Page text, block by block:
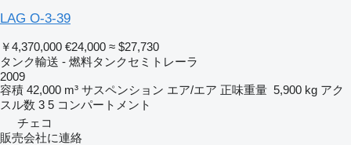
LAG O-3-39
￥4,370,000 €24,000 ≈ $27,730
タンク輸送 - 燃料タンクセミトレーラ
2009
容積 42,000 m³ サスペンション エア/エア 正味重量 5,900 kg アク
スル数 3 5 コンパートメント
チェコ
販売会社に連絡